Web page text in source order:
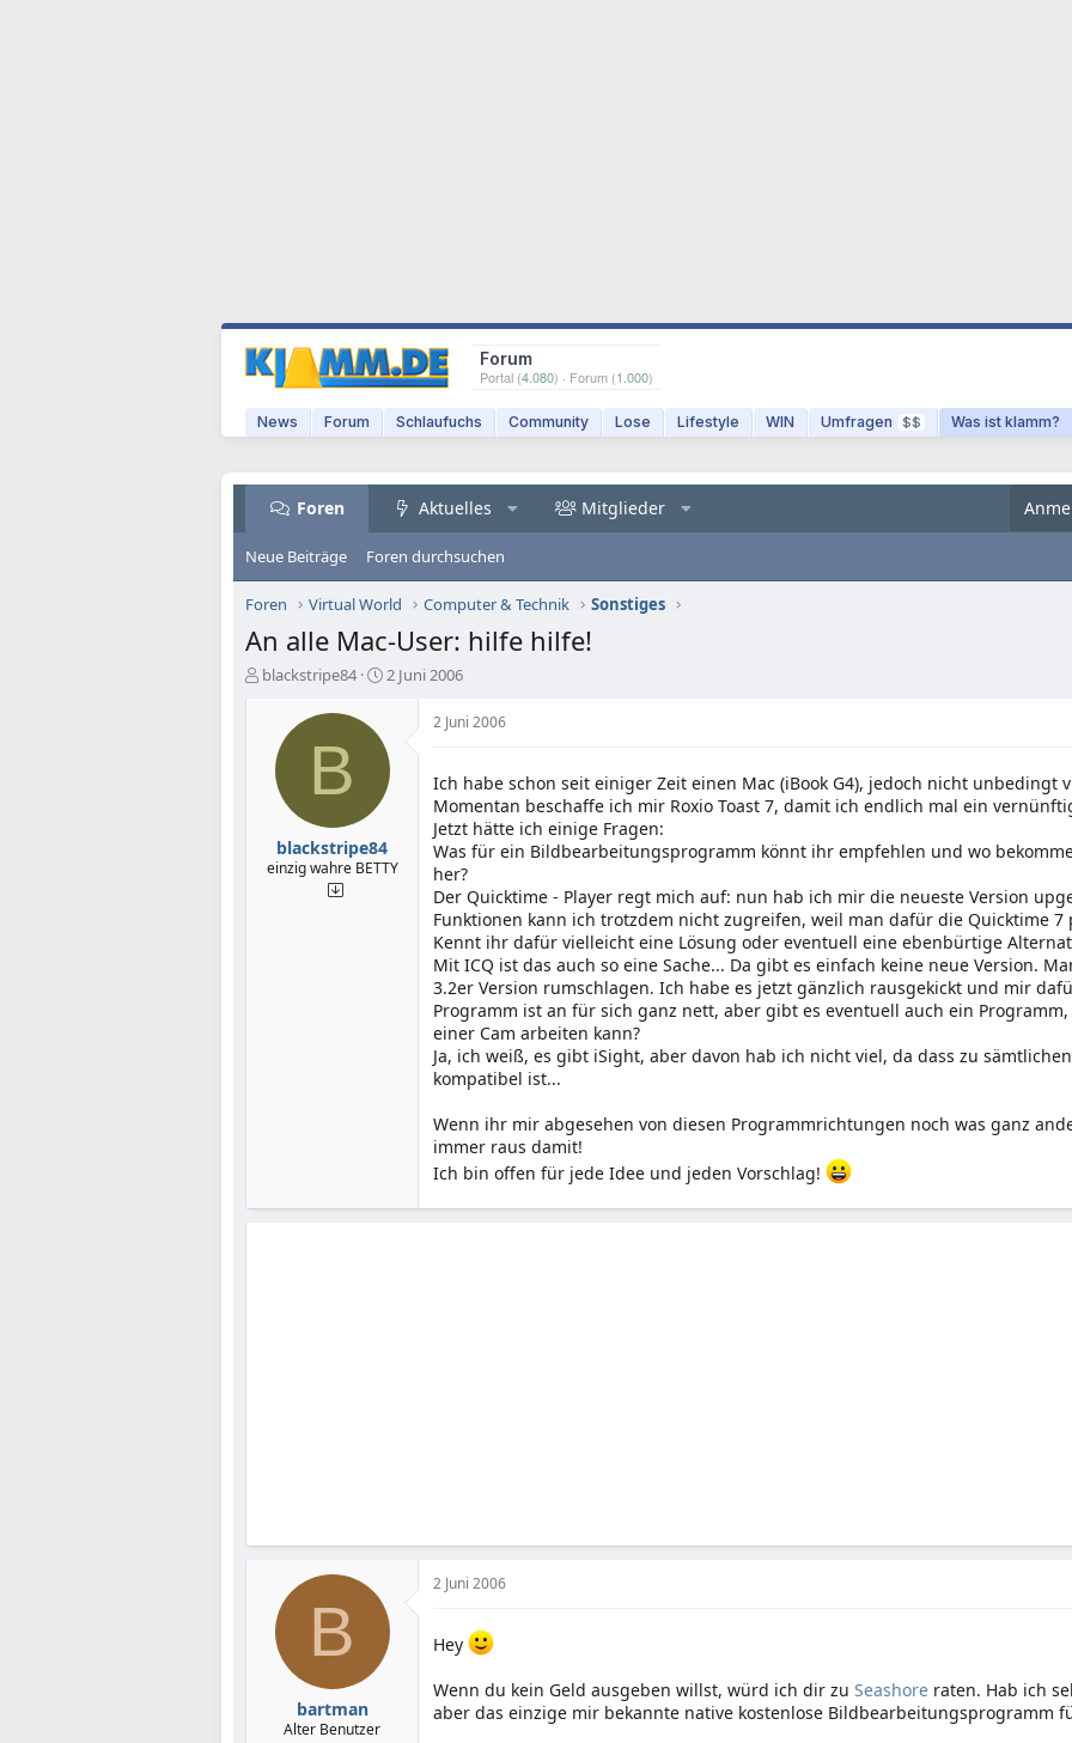
Forum
Portal (4.080) · Forum (1.000)
News Forum Schlaufuchs Community Lose Lifestyle WIN Umfragen $$ Was ist klamm?
Foren Aktuelles Mitglieder
Neue Beiträge Foren durchsuchen
Foren Virtual World Computer & Technik Sonstiges
An alle Mac-User: hilfe hilfe!
E
blackstripe84
E
e
l
a
m
2 Juni 2006
B
blackstripe84
einzig wahre BETTY
2 Juni 2006
Ich habe schon seit einiger Zeit einen Mac (iBook G4), jedoch nicht unbedingt
Momentan beschaffe ich mir Roxio Toast 7, damit ich endlich mal ein
Jetzt hätte ich einige Fragen:
Was für ein Bildbearbeitungsprogramm könnt ihr empfehlen und wo
her?
Der Quicktime - Player regt mich auf: nun hab ich mir die neueste Version
Funktionen kann ich trotzdem nicht zugreifen, weil man dafür die Quicktime
Kennt ihr dafür vielleicht eine Lösung oder eventuell eine ebenbürtige
Mit ICQ ist das auch so eine Sache... Da gibt es einfach keine neue Version.
3.2er Version rumschlagen. Ich habe es jetzt gänzlich rausgekickt und mir
Programm ist an für sich ganz nett, aber gibt es eventuell auch ein
einer Cam arbeiten kann?
Ja, ich weiß, es gibt iSight, aber davon hab ich nicht viel, da dass zu
kompatibel ist...
Wenn ihr mir abgesehen von diesen Programmrichtungen noch was ganz
immer raus damit!
Ich bin offen für jede Idee und jeden Vorschlag!
B
bartman
Alter Benutzer
2 Juni 2006
Hey
Wenn du kein Geld ausgeben willst, würd ich dir zu Seashore raten. Hab ich
aber das einzige mir bekannte native kostenlose Bildbearbeitungsprogramm